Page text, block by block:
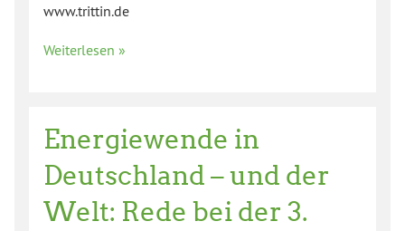
www.trittin.de
Weiterlesen »
Energiewende in
Deutschland – und der
Welt: Rede bei der 3.